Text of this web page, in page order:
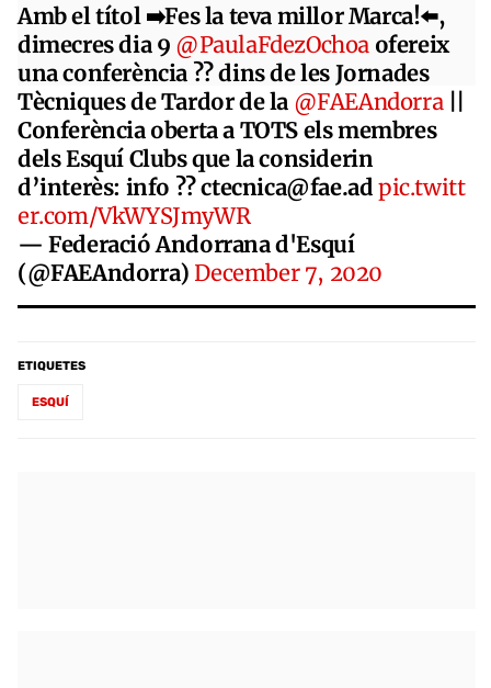
Amb el títol ➡️Fes la teva millor Marca!⬅️,
dimecres dia 9 @PaulaFdezOchoa ofereix
una conferència ?️? dins de les Jornades
Tècniques de Tardor de la @FAEAndorra
Conferència oberta a TOTS els membres
dels Esquí Clubs que la considerin
d’interès: info ?? ctecnica@fae.adpic.twitt
er.com/VkWYSJmyWR
— Federació Andorrana d'Esquí
(@FAEAndorra) December 7, 2020
ETIQUETES
ESQUÍ